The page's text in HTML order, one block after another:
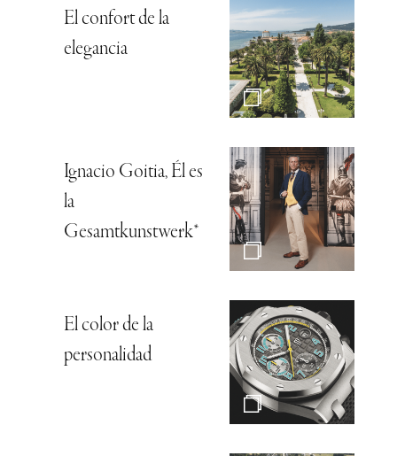
El confort de la
elegancia
Ignacio Goitia, Él es
la
Gesamtkunstwerk*
El color de la
personalidad